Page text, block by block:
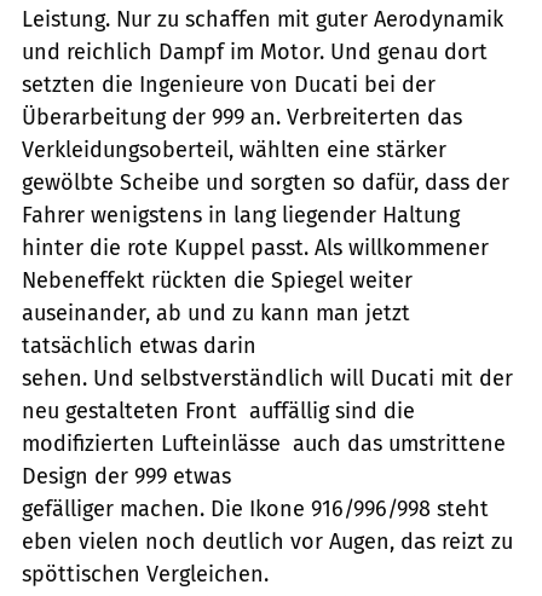
Leistung. Nur zu schaffen mit guter Aerodynamik
und reichlich Dampf im Motor. Und genau dort
setzten die Ingenieure von Ducati bei der
Überarbeitung der 999 an. Verbreiterten das
Verkleidungsoberteil, wählten eine stärker
gewölbte Scheibe und sorgten so dafür, dass der
Fahrer wenigstens in lang liegender Haltung
hinter die rote Kuppel passt. Als willkommener
Nebeneffekt rückten die Spiegel weiter
auseinander, ab und zu kann man jetzt
tatsächlich etwas darin
sehen. Und selbstverständlich will Ducati mit der
neu gestalteten Front  auffällig sind die
modifizierten Lufteinlässe  auch das umstrittene
Design der 999 etwas
gefälliger machen. Die Ikone 916/996/998 steht
eben vielen noch deutlich vor Augen, das reizt zu
spöttischen Vergleichen.